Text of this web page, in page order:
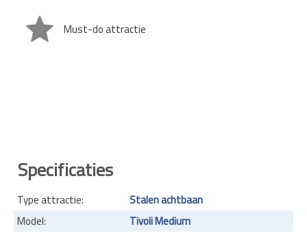
Must-do attractie
Specificaties
Type attractie:
Stalen achtbaan
Model:
Tivoli Medium